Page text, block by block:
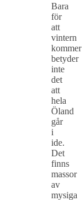
Bara
för
att
vintern
kommer
betyder
inte
det
att
hela
Öland
går
i
ide.
Det
finns
massor
av
mysiga